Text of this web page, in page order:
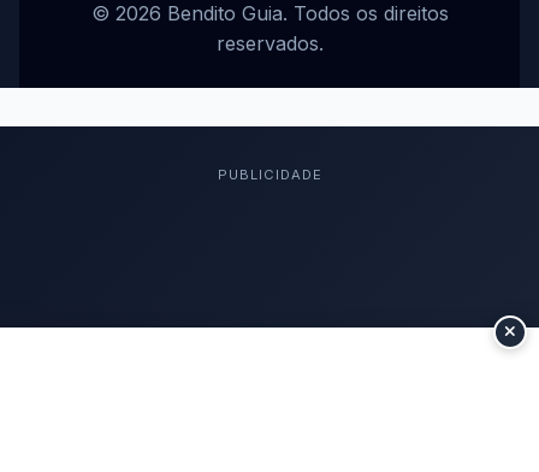
© 2026 Bendito Guia. Todos os direitos
reservados.